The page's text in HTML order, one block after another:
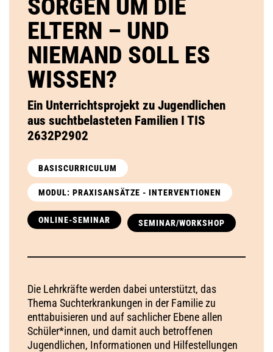
SORGEN UM DIE
ELTERN – UND
NIEMAND SOLL ES
WISSEN?
Ein Unterrichtsprojekt zu Jugendlichen
aus suchtbelasteten Familien I TIS
2632P2902
BASISCURRICULUM
MODUL: PRAXISANSÄTZE - INTERVENTIONEN
ONLINE-SEMINAR SEMINAR/WORKSHOP
Die Lehrkräfte werden dabei unterstützt, das
Thema Suchterkrankungen in der Familie zu
enttabuisieren und auf sachlicher Ebene allen
Schüler*innen, und damit auch betroffenen
Jugendlichen, Informationen und Hilfestellungen